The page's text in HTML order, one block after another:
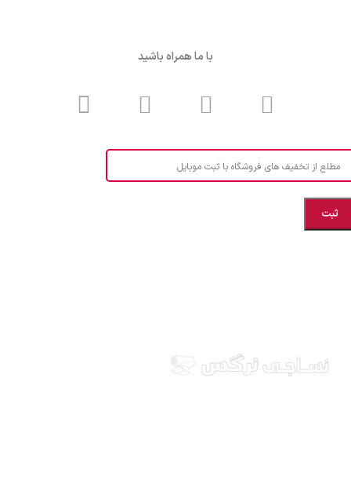
با ما همراه باشید
مطلع از تخفیف های فروشگاه با ثبت موبایل